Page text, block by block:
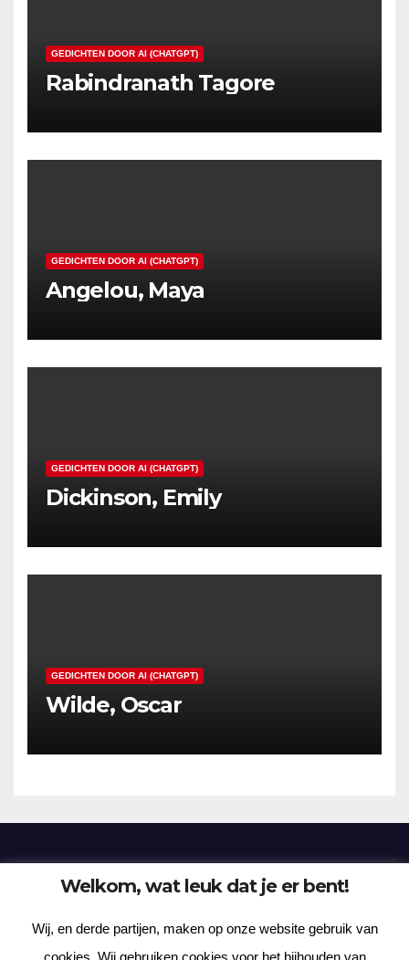
GEDICHTEN DOOR AI (CHATGPT)
Rabindranath Tagore
GEDICHTEN DOOR AI (CHATGPT)
Angelou, Maya
GEDICHTEN DOOR AI (CHATGPT)
Dickinson, Emily
GEDICHTEN DOOR AI (CHATGPT)
Wilde, Oscar
Frenzy Plantation
Korte verhalen, kortere gedichten, lange gedachten
Welkom, wat leuk dat je er bent!
Wij, en derde partijen, maken op onze website gebruik van
cookies. Wij gebruiken cookies voor het bijhouden van